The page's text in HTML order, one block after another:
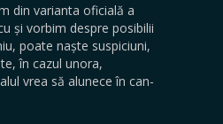
din varianta oficială a
și vorbim despre posibilii
poate naște suspiciuni,
în cazul unora,
vrea să alunece în can-